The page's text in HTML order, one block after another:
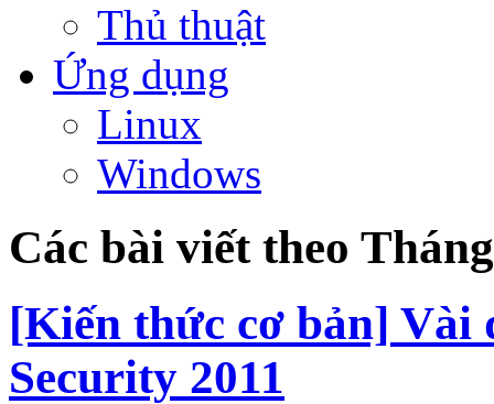
Thủ thuật
Ứng dụng
Linux
Windows
Các bài viết theo
[Kiến thức cơ bản] Vài
Security 2011